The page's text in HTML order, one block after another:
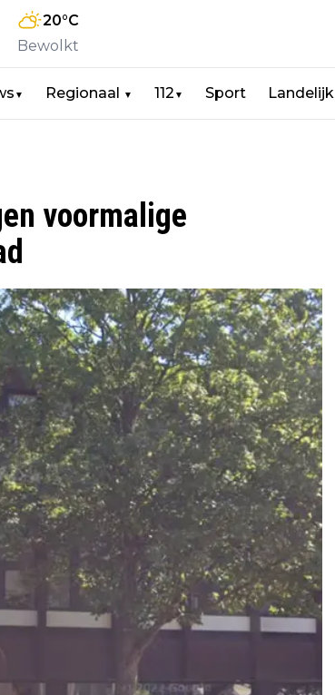
20°C
Bewolkt
▼ Regionaal ▼ 112 ▼ Sport Landelijk
voormalige